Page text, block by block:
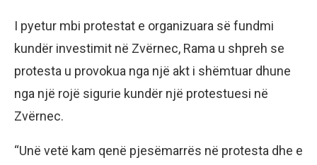
I pyetur mbi protestat e organizuara së fundmi
kundër investimit në Zvërnec, Rama u shpreh se
protesta u provokua nga një akt i shëmtuar dhune
nga një rojë sigurie kundër një protestuesi në
Zvërnec.
“Unë vetë kam qenë pjesëmarrës në protesta dhe e